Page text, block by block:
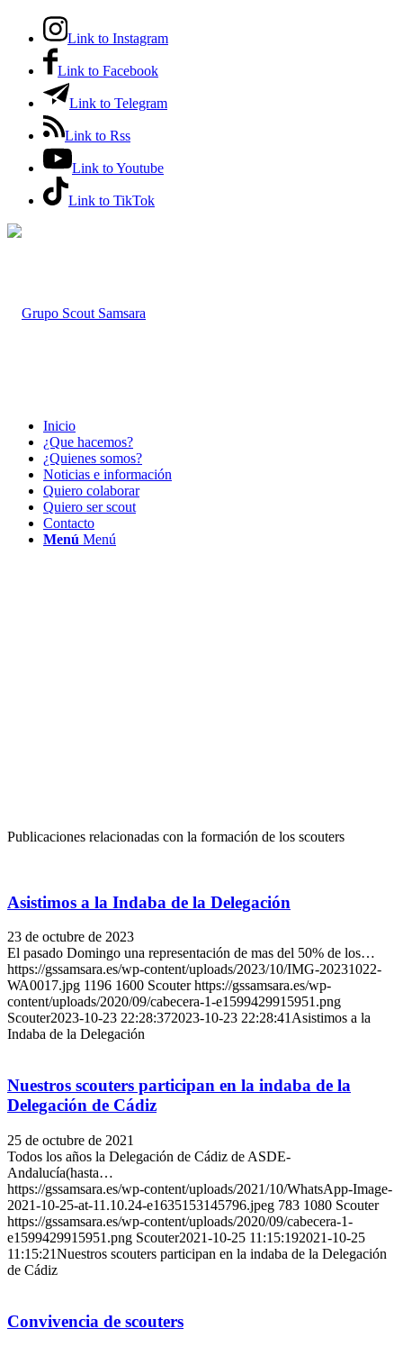
Link to Instagram
Link to Facebook
Link to Telegram
Link to Rss
Link to Youtube
Link to TikTok
Inicio
¿Que hacemos?
¿Quienes somos?
Noticias e información
Quiero colaborar
Quiero ser scout
Contacto
Menú Menú
Publicaciones relacionadas con la formación de los scouters
Asistimos a la Indaba de la Delegación
23 de octubre de 2023
El pasado Domingo una representación de mas del 50% de los…
https://gssamsara.es/wp-content/uploads/2023/10/IMG-20231022-
WA0017.jpg 1196 1600 Scouter https://gssamsara.es/wp-
content/uploads/2020/09/cabecera-1-e1599429915951.png
Scouter2023-10-23 22:28:372023-10-23 22:28:41Asistimos a la
Indaba de la Delegación
Nuestros scouters participan en la indaba de la
Delegación de Cádiz
25 de octubre de 2021
Todos los años la Delegación de Cádiz de ASDE-
Andalucía(hasta…
https://gssamsara.es/wp-content/uploads/2021/10/WhatsApp-Image-
2021-10-25-at-11.10.24-e1635153145796.jpeg 783 1080 Scouter
https://gssamsara.es/wp-content/uploads/2020/09/cabecera-1-
e1599429915951.png Scouter2021-10-25 11:15:192021-10-25
11:15:21Nuestros scouters participan en la indaba de la Delegación
de Cádiz
Convivencia de scouters